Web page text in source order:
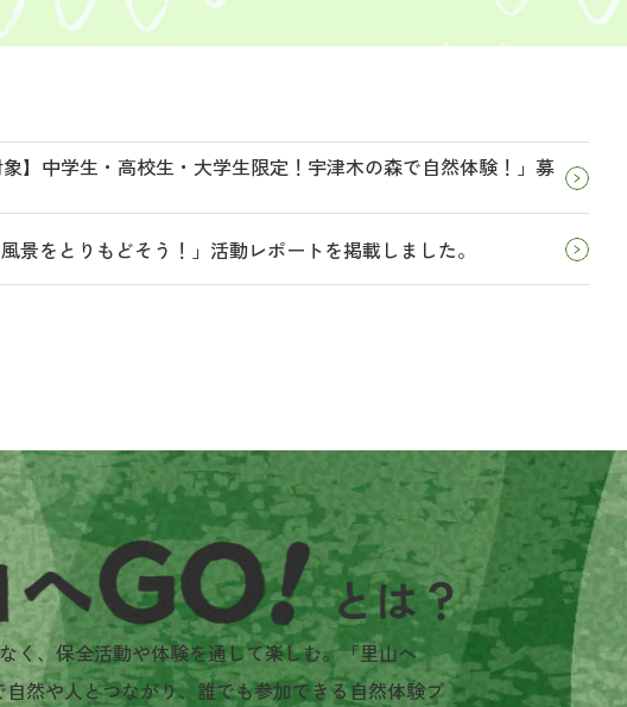
】中学生・高校生・大学生限定！宇津木の森で自然体験！」募
景をとりもどそう！」活動レポートを掲載しました。
は？
く、保全活動や体験を通して楽しむ。「里山へ
然や人とつながり、誰でも参加できる自然体験プ